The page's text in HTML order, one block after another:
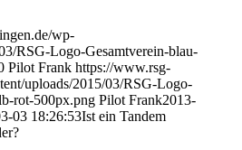
wp-
RSG-Logo-Gesamtverein-blau-
Pilot Frank https://www.rsg-
uploads/2015/03/RSG-Logo-
rot-500px.png Pilot Frank2013-
03 18:26:53Ist ein Tandem